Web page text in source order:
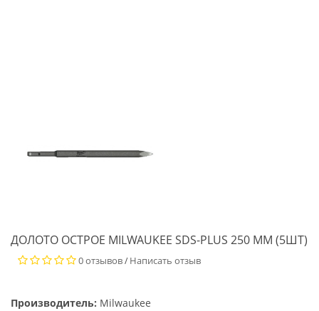
ДОЛОТО ОСТРОЕ MILWAUKEE SDS-PLUS 250 ММ (5ШТ)
0 отзывов/ Написать отзыв
Производитель: Milwaukee